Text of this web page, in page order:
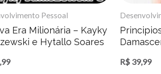
Pessoal
Era Milionária – Kayky
e Hytallo Soares
R$ 39,99